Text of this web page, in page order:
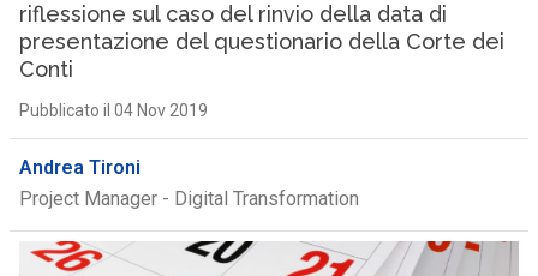
riflessione sul caso del rinvio della data di
presentazione del questionario della Corte dei
Conti
Pubblicato il 04 Nov 2019
Andrea Tironi
Project Manager - Digital Transformation